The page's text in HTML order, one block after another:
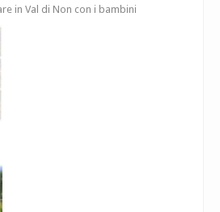
in Val di Non con i bambini